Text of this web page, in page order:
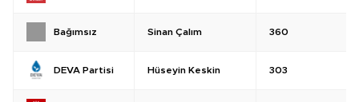
Bağımsız Sinan Çalım 360
DEVA Partisi Hüseyin Keskin 303